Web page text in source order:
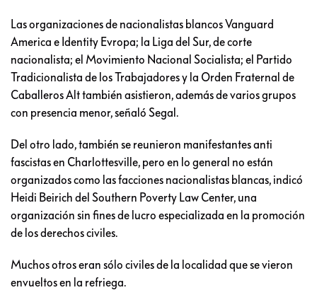
Las organizaciones de nacionalistas blancos Vanguard
America e Identity Evropa; la Liga del Sur, de corte
nacionalista; el Movimiento Nacional Socialista; el Partido
Tradicionalista de los Trabajadores y la Orden Fraternal de
Caballeros Alt también asistieron, además de varios grupos
con presencia menor, señaló Segal.
Del otro lado, también se reunieron manifestantes anti
fascistas en Charlottesville, pero en lo general no están
organizados como las facciones nacionalistas blancas, indicó
Heidi Beirich del Southern Poverty Law Center, una
organización sin fines de lucro especializada en la promoción
de los derechos civiles.
Muchos otros eran sólo civiles de la localidad que se vieron
envueltos en la refriega.